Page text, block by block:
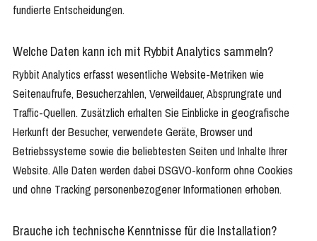
fundierte Entscheidungen.
Welche Daten kann ich mit Rybbit Analytics sammeln?
Rybbit Analytics erfasst wesentliche Website-Metriken wie
Seitenaufrufe, Besucherzahlen, Verweildauer, Absprungrate und
Traffic-Quellen. Zusätzlich erhalten Sie Einblicke in geografische
Herkunft der Besucher, verwendete Geräte, Browser und
Betriebssysteme sowie die beliebtesten Seiten und Inhalte Ihrer
Website. Alle Daten werden dabei DSGVO-konform ohne Cookies
und ohne Tracking personenbezogener Informationen erhoben.
Brauche ich technische Kenntnisse für die Installation?